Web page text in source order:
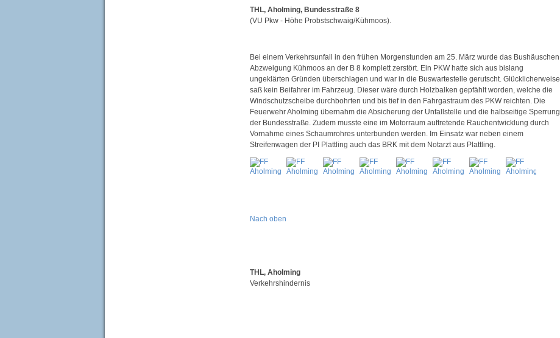
THL, Aholming, Bundesstraße 8
(VU Pkw - Höhe Probstschwaig/Kühmoos).
Bei einem Verkehrsunfall in den frühen Morgenstunden am 25. März wurde das Bushäuschen
Abzweigung Kühmoos an der B 8 komplett zerstört. Ein PKW hatte sich aus bislang
ungeklärten Gründen überschlagen und war in die Buswartestelle gerutscht. Glücklicherweise
saß kein Beifahrer im Fahrzeug. Dieser wäre durch Holzbalken gepfählt worden, welche die
Windschutzscheibe durchbohrten und bis tief in den Fahrgastraum des PKW reichten. Die
Feuerwehr Aholming übernahm die Absicherung der Unfallstelle und die halbseitige Sperrung
der Bundesstraße. Zudem musste eine im Motorraum auftretende Rauchentwicklung durch
Vornahme eines Schaumrohres unterbunden werden. Im Einsatz war neben einem
Streifenwagen der PI Plattling auch das BRK mit dem Notarzt aus Plattling.
Nach oben
THL, Aholming
Verkehrshindernis